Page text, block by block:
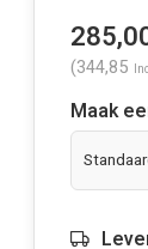
(344,85
Maak